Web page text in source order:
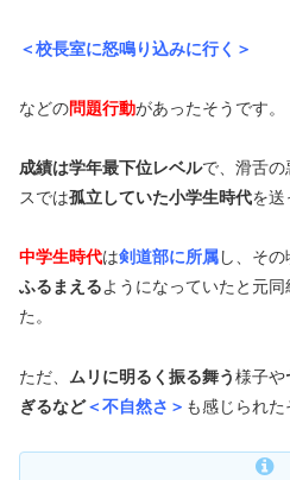
＜校長室に怒鳴り込みに行く＞
などの問題行動があったそうです。
成績は学年最下位レベルで、滑舌の
スでは孤立していた小学生時代を送
中学生時代は剣道部に所属し、その
ふるまえるようになっていたと元
た。
ただ、 ムリに明るく振る舞う様子や
ぎるなど＜不自然さ＞ も感じられた